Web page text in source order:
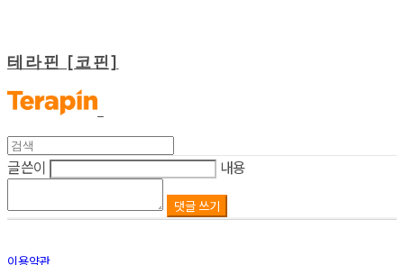
테라핀 [코핀]
글쓴이 내용
댓글 쓰기
이용약관